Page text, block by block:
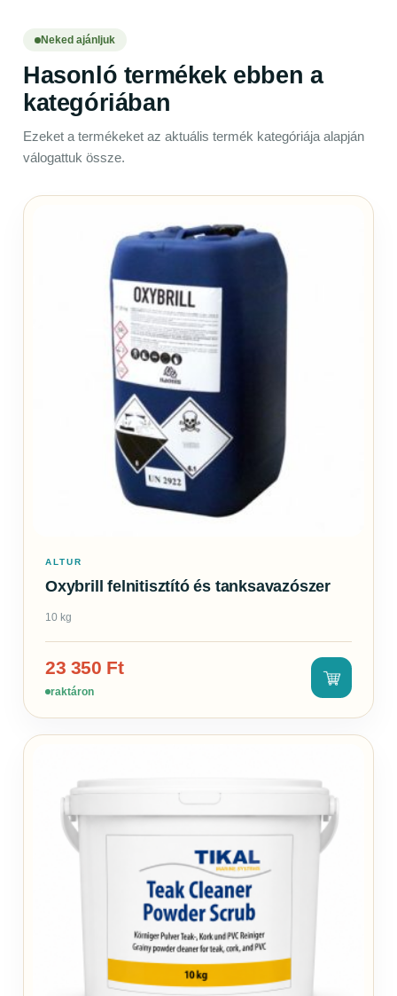
Neked ajánljuk
Hasonló termékek ebben a
kategóriában
Ezeket a termékeket az aktuális termék kategóriája alapján
válogattuk össze.
ALTUR
Oxybrill felnitisztító és tanksavazószer
10 kg
23 350 Ft
raktáron